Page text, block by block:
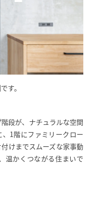
す。
段が、ナチュラルな空間
1階にファミリークロー
けまでスムーズな家事動
温かくつながる住まいで